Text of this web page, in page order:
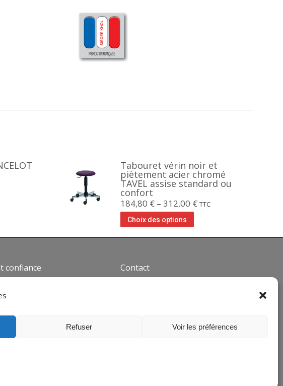
Refuser Voir les préférences
Tabouret vérin noir et
piètement acier chromé
TAVEL assise standard ou
confort
184,80 €– 312,00 € TTC
Choix des options
confiance Contact
28 Avenue Maréchal de Lattre